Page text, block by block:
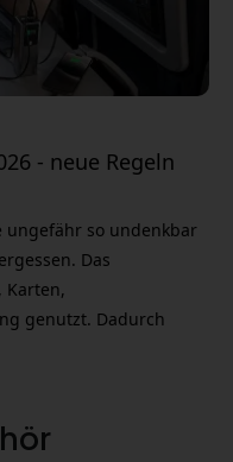
- neue Regeln
ungefähr so undenkbar
Das
Karten,
genutzt. Dadurch
Gleichzeitig
ihre